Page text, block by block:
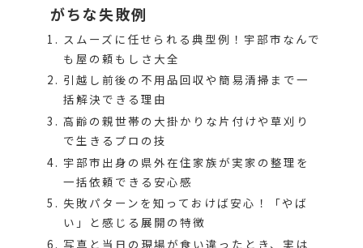
がちな失敗例
スムーズに任せられる典型例！宇部市なんで
も屋の頼もしさ大全
引越し前後の不用品回収や簡易清掃まで一
括解決できる理由
高齢の親世帯の大掛かりな片付けや草刈り
で生きるプロの技
宇部市出身の県外在住家族が実家の整理を
一括依頼できる安心感
失敗パターンを知っておけば安心！「やば
い」と感じる展開の特徴
写真と当日の現場が食い違ったとき、実は